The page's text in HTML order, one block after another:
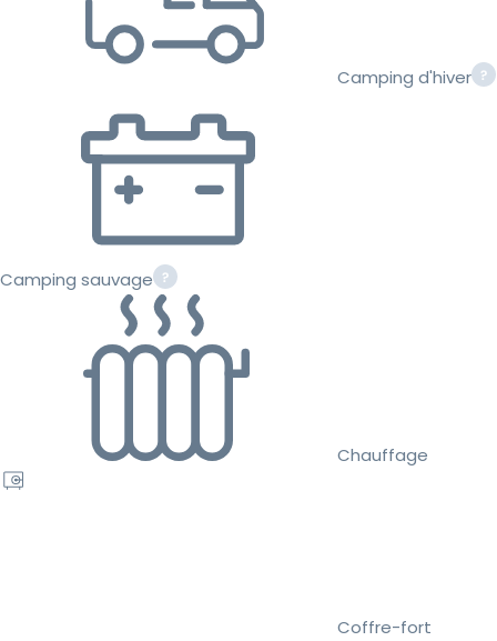
Camping d'hiver
Camping sauvage
Chauffage
Coffre-fort